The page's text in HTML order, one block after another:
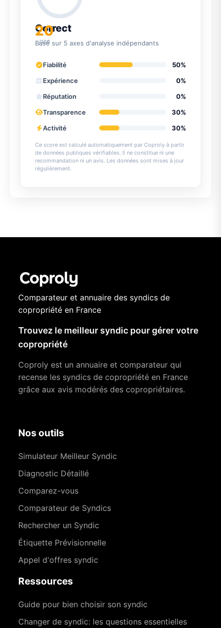
20
/100
Correct
Basé sur 5 axes d'analyse indépendants
Fiabilité
50%
Expérience
0%
Réputation
0%
Transparence
30%
Activité
30%
Ce score est calculé automatiquement par Coproly à partir
de données publiques vérifiables. Il ne constitue ni une
recommandation ni un avis. Les données sont mises à jour
régulièrement.
Comparateur et annuaire des syndics de
copropriété en France
Trouvez le meilleur syndic pour gérer votre
copropriété
Coproly est un annuaire et comparateur qui
recense les syndics de copropriété en France
grâce aux avis modérés des copropriétaires.
Nos outils
Simulateur Meilleur Syndic
Diagnostic Détaillé
Comparez-vous
Comparateur de Syndics
Rechercher un Syndic
Étiquette Prévisionnelle
Appel d'offres syndic
Ressources
Guide pour bien choisir son syndic
Changer de syndic: les questions essentielles